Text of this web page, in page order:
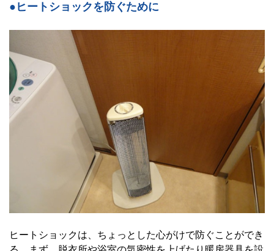
●ヒートショックを防ぐために
ヒートショックは、ちょっとした心がけで防ぐことができ